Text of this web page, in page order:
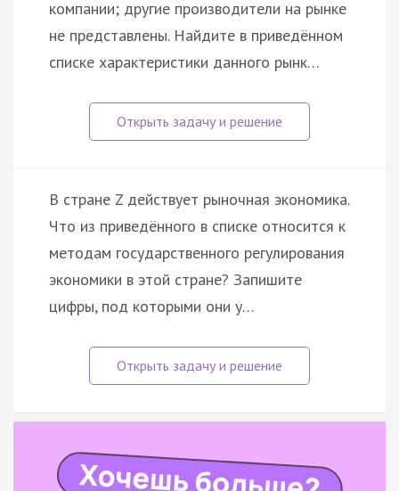
компании; другие производители на рынке
не представлены. Найдите в приведённом
списке характеристики данного рынк…
В стране Z действует рыночная экономика.
Что из приведённого в списке относится к
методам государственного регулирования
экономики в этой стране? Запишите
цифры, под которыми они у…